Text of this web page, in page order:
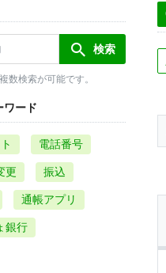
数検索が可能です。
ワード
電話番号
更 振込
通帳アプリ
銀行